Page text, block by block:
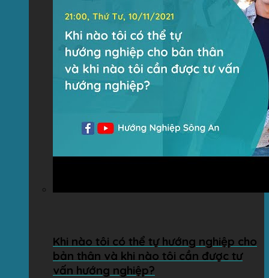
Khi nào tôi có thể tự hướng nghiệp cho
bản thân và khi nào tôi cần được tư
vấn hướng nghiệp?